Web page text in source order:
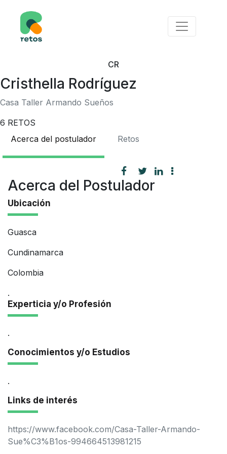
CR
Cristhella Rodríguez
Casa Taller Armando Sueños
6 RETOS
Acerca del postulador
Retos
Acerca del Postulador
Ubicación
Guasca
Cundinamarca
Colombia
.
Experticia y/o Profesión
.
Conocimientos y/o Estudios
.
Links de interés
https://www.facebook.com/Casa-Taller-Armando-
Sue%C3%B1os-994664513981215